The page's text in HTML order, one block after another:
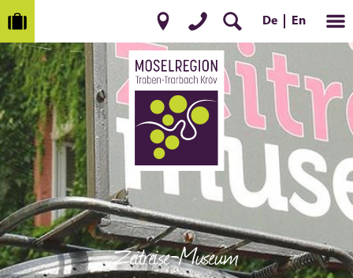
De En
Zeitreise-Museum